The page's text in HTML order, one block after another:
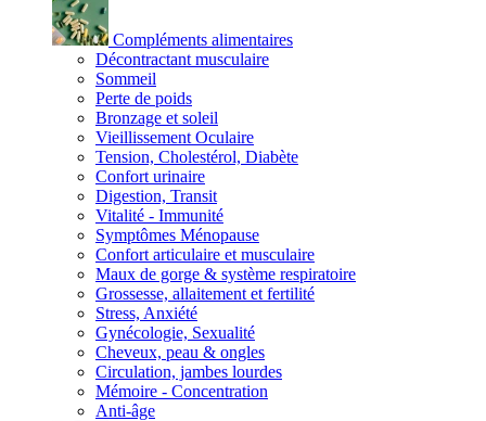
Compléments alimentaires
Décontractant musculaire
Sommeil
Perte de poids
Bronzage et soleil
Vieillissement Oculaire
Tension, Cholestérol, Diabète
Confort urinaire
Digestion, Transit
Vitalité - Immunité
Symptômes Ménopause
Confort articulaire et musculaire
Maux de gorge & système respiratoire
Grossesse, allaitement et fertilité
Stress, Anxiété
Gynécologie, Sexualité
Cheveux, peau & ongles
Circulation, jambes lourdes
Mémoire - Concentration
Anti-âge